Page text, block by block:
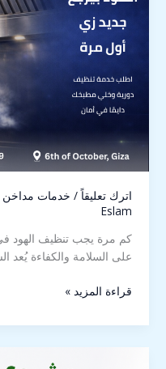
اترك تعليقاً / خدمات مداخن
Eslam
كم مرة يجب تنظيف الهود
على السلامة والكفاءة يُعد
قراءة المزيد »